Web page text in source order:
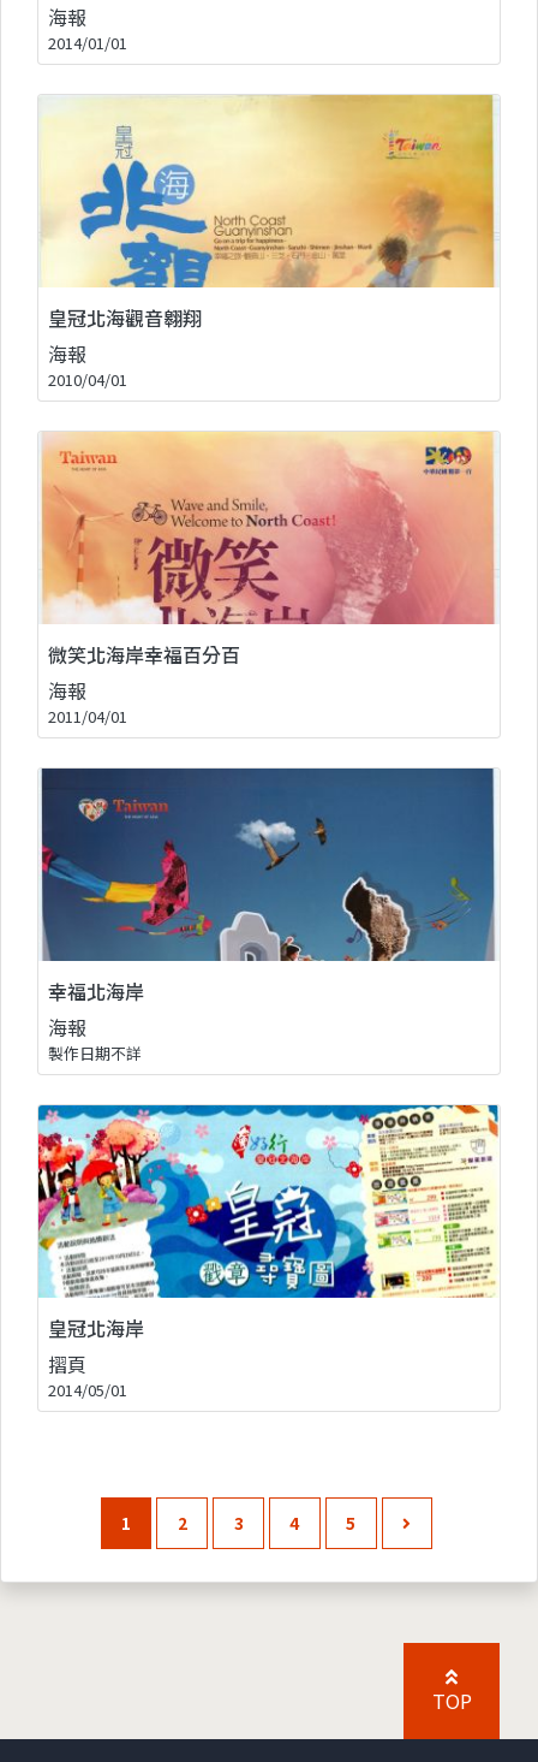
海報
2014/01/01
皇冠北海觀音翱翔
海報
2010/04/01
微笑北海岸幸福百分百
海報
2011/04/01
幸福北海岸
海報
製作日期不詳
皇冠北海岸
摺頁
2014/05/01
1 2 3 4 5
TOP